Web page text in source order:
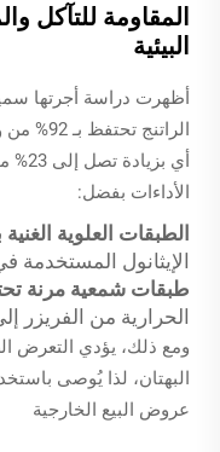
المقاومة للتآكل
البيئية
أي
الأداءات بفضل:
الطبقات العلوية الغنية
الإيثانول المستخدمة
طبقات شمعية مرنة
الحرارية من الفريزر
البهتان، لذا يُوصى
عروض البيع الخارجية